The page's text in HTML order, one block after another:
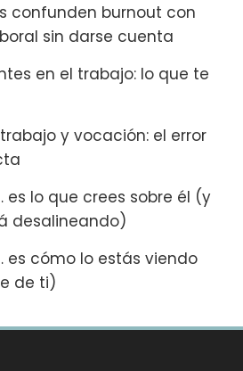
confunden burnout con
sin darse cuenta
en el trabajo: lo que te
y vocación: el error
es lo que crees sobre él (y
desalineando)
es cómo lo estás viendo
de ti)